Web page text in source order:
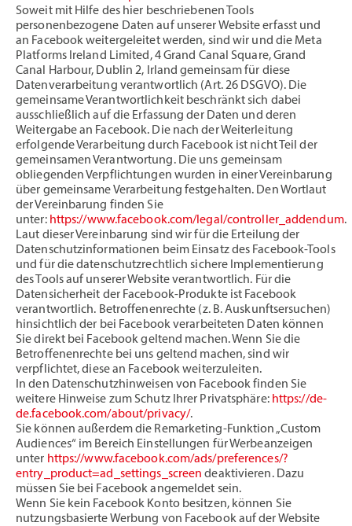
Soweit mit Hilfe des hier beschriebenen Tools
personenbezogene Daten auf unserer Website erfasst und
an Facebook weitergeleitet werden, sind wir und die Meta
Platforms Ireland Limited, 4 Grand Canal Square, Grand
Canal Harbour, Dublin 2, Irland gemeinsam für diese
Datenverarbeitung verantwortlich (Art. 26 DSGVO). Die
gemeinsame Verantwortlichkeit beschränkt sich dabei
ausschließlich auf die Erfassung der Daten und deren
Weitergabe an Facebook. Die nach der Weiterleitung
erfolgende Verarbeitung durch Facebook ist nicht Teil der
gemeinsamen Verantwortung. Die uns gemeinsam
obliegenden Verpflichtungen wurden in einer Vereinbarung
über gemeinsame Verarbeitung festgehalten. Den Wortlaut
der Vereinbarung finden Sie
unter: https://www.facebook.com/legal/controller_addendum.
Laut dieser Vereinbarung sind wir für die Erteilung der
Datenschutzinformationen beim Einsatz des Facebook-Tools
und für die datenschutzrechtlich sichere Implementierung
des Tools auf unserer Website verantwortlich. Für die
Datensicherheit der Facebook-Produkte ist Facebook
verantwortlich. Betroffenenrechte (z. B. Auskunftsersuchen)
hinsichtlich der bei Facebook verarbeiteten Daten können
Sie direkt bei Facebook geltend machen. Wenn Sie die
Betroffenenrechte bei uns geltend machen, sind wir
verpflichtet, diese an Facebook weiterzuleiten.
In den Datenschutzhinweisen von Facebook finden Sie
weitere Hinweise zum Schutz Ihrer Privatsphäre: https://de-
de.facebook.com/about/privacy/.
Sie können außerdem die Remarketing-Funktion „Custom
Audiences“ im Bereich Einstellungen für Werbeanzeigen
unter https://www.facebook.com/ads/preferences/?
entry_product=ad_settings_screen deaktivieren. Dazu
müssen Sie bei Facebook angemeldet sein.
Wenn Sie kein Facebook Konto besitzen, können Sie
nutzungsbasierte Werbung von Facebook auf der Website